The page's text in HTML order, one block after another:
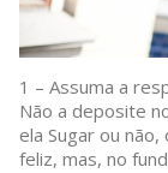
1 – Assuma a
Não a deposite
ela Sugar ou
feliz, mas, no